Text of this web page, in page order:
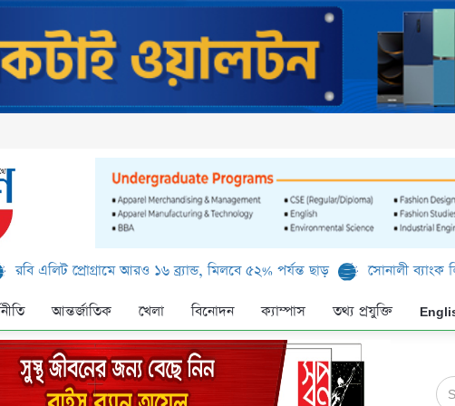
প্রোগ্রামে আরও ১৬ ব্র্যান্ড, মিলবে ৫২% পর্যন্ত ছাড় সোনালী ব্যাংক লিমিটেড-এর
আন্তর্জাতিক খেলা বিনোদন ক্যাম্পাস তথ্য প্রযুক্তি